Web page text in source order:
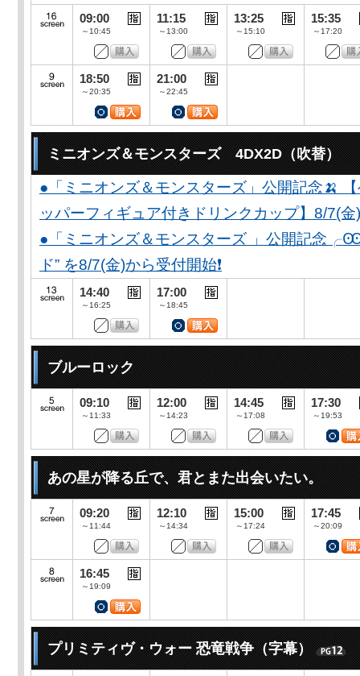
09:00
～10:45
11:15
～13:00
13:25
～15:10
15:35
～17:20
18:50
～20:35
21:00
～22:45
ミニオンズ＆モンスターズ 4DX2D（吹替）
●「ミニオンズ＆モンスターズ」公開記念🍌
ッパーフィギュア付きドリンクカップ】8/7(金
●「ミニオンズ＆モンスターズ 」公開記念
ド” を8/7(金)から受付開始❗️
14:40
～16:25
17:00
～18:45
ブルーロック
09:10
～11:33
12:00
～14:23
14:45
～17:08
17:30
～19:53
あの星が降る丘で、君とまた出会いたい。
09:20
～11:44
12:10
～14:34
15:00
～17:24
17:45
～20:09
16:45
～19:09
プリミティヴ・ウォー 恐竜戦争（字幕）